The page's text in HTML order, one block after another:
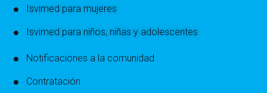
Isvimed para mujeres
Isvimed para niños, niñas y adolescentes
Notificaciones a la comunidad
Contratación